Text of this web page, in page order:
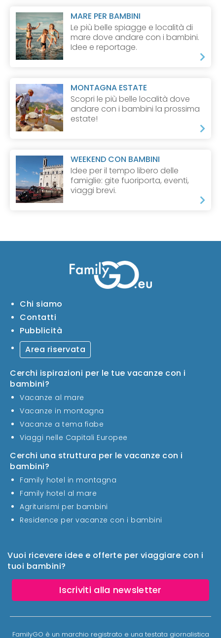
MARE PER BAMBINI
Le più belle spiagge e località di
mare dove andare con i bambini.
Idee e reportage.
MONTAGNA ESTATE
Scopri le più belle località dove
andare con i bambini la prossima
estate!
WEEKEND CON BAMBINI
Idee per il tempo libero delle
famiglie: gite fuoriporta, eventi,
viaggi brevi.
Vuoi ricevere idee e offerte per viaggiare con i
tuoi bambini?
Iscriviti alla newsletter
Chi siamo
Contatti
Pubblicità
Area riservata
Cerchi ispirazioni per le tue vacanze con i
bambini?
Vacanze al mare
Vacanze in montagna
Vacanze a tema fiabe
Viaggi nelle Capitali Europee
Cerchi una struttura per le vacanze con i
bambini?
Family hotel in montagna
Family hotel al mare
Agriturismi per bambini
Residence per vacanze con i bambini
FamilyGO è un marchio registrato e una testata giornalistica